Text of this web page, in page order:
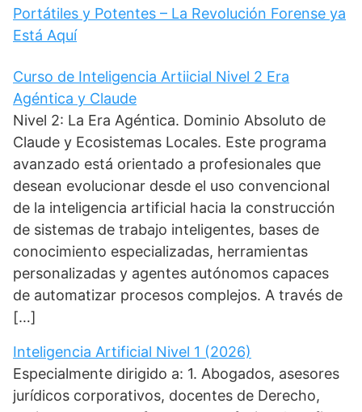
Portátiles y Potentes – La Revolución Forense ya
Está Aquí
Curso de Inteligencia Artiicial Nivel 2 Era
Agéntica y Claude
Nivel 2: La Era Agéntica. Dominio Absoluto de
Claude y Ecosistemas Locales. Este programa
avanzado está orientado a profesionales que
desean evolucionar desde el uso convencional
de la inteligencia artificial hacia la construcción
de sistemas de trabajo inteligentes, bases de
conocimiento especializadas, herramientas
personalizadas y agentes autónomos capaces
de automatizar procesos complejos. A través de
[…]
Inteligencia Artificial Nivel 1 (2026)
Especialmente dirigido a: 1. Abogados, asesores
jurídicos corporativos, docentes de Derecho,